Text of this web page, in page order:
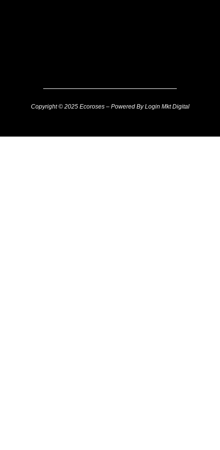
Copyright © 2025 Ecoroses – Powered By Login Mkt Digital